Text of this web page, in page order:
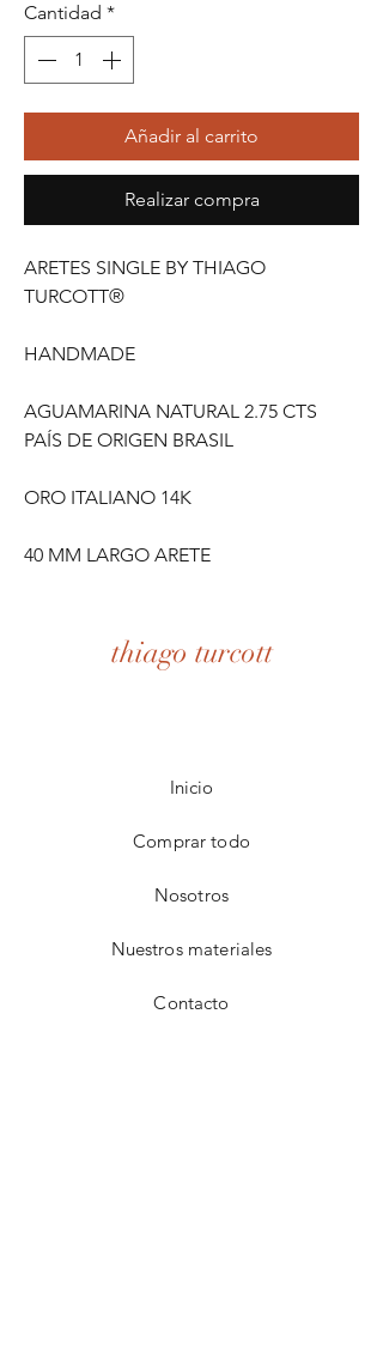
Cantidad *
Añadir al carrito
Realizar compra
ARETES SINGLE BY THIAGO
TURCOTT®
HANDMADE
AGUAMARINA NATURAL 2.75 CTS
PAÍS DE ORIGEN BRASIL
ORO ITALIANO 14K
40 MM LARGO ARETE
thiago turcott
Inicio
Comprar todo
Nosotros
Nuestros materiales
Contacto